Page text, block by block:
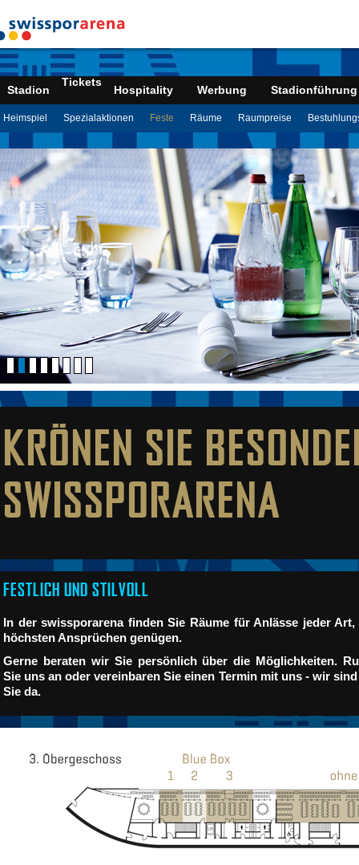
Stadion
Tickets
Hospitality Werbung Stadionführung
Heimspiel Spezialaktionen Feste Räume Raumpreise
KRÖNEN SIE
SWISSPORARENA
FESTLICH UND STILVOLL
In der swissporarena finden Sie Räume für Anlässe jeder Art,
höchsten Ansprüchen genügen.
Gerne beraten wir Sie persönlich über die Möglichkeiten.
Sie uns an oder vereinbaren Sie einen Termin mit uns - wir
Sie da.